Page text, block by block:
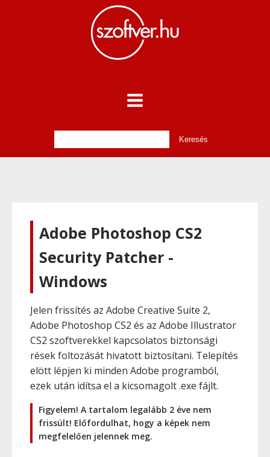
Adobe Photoshop CS2
Security Patcher -
Windows
Jelen frissítés az Adobe Creative Suite 2,
Adobe Photoshop CS2 és az Adobe Illustrator
CS2 szoftverekkel kapcsolatos biztonsági
rések foltozását hivatott biztosítani. Telepítés
elött lépjen ki minden Adobe programból,
ezek után idítsa el a kicsomagolt .exe fájlt.
Figyelem! A tartalom legalább 2 éve nem
frissült! Előfordulhat, hogy a képek nem
megfelelően jelennek meg.